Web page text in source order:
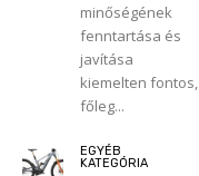
minőségének
fenntartása és
javítása
kiemelten fontos,
főleg...
EGYÉB
KATEGÓRIA